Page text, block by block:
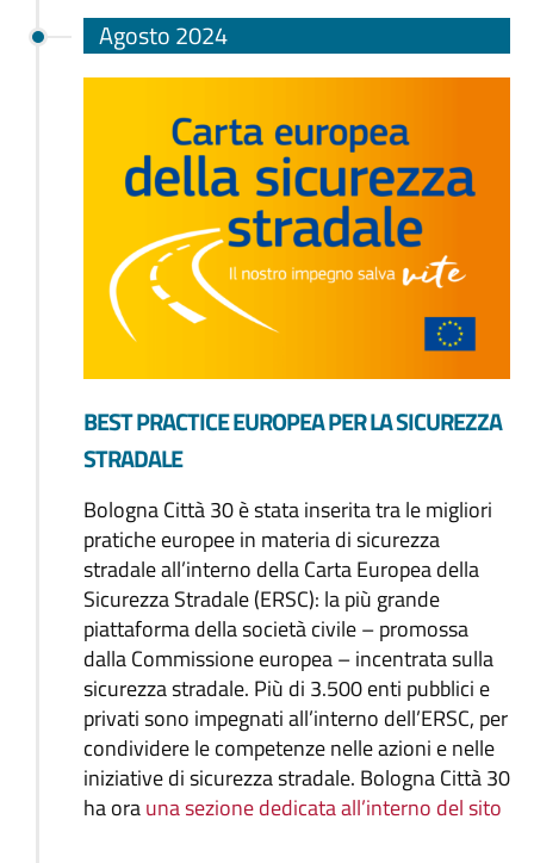
Agosto 2024
BEST PRACTICE EUROPEA PER LA SICUREZZA
STRADALE
Bologna Città 30 è stata inserita tra le migliori
pratiche europee in materia di sicurezza
stradale all’interno della Carta Europea della
Sicurezza Stradale (ERSC): la più grande
piattaforma della società civile – promossa
dalla Commissione europea – incentrata sulla
sicurezza stradale. Più di 3.500 enti pubblici e
privati sono impegnati all’interno dell’ERSC, per
condividere le competenze nelle azioni e nelle
iniziative di sicurezza stradale. Bologna Città 30
ha orauna sezione dedicata all’interno del sito